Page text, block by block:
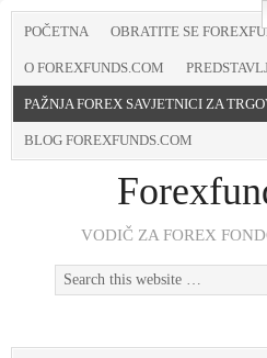
POČETNA OBRATITE SE
O FOREXFUNDS.COM
PAŽNJA FOREX SAVJETNICI ZA
BLOG FOREXFUNDS.COM
VODIČ ZA FOREX